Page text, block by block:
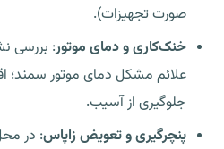
صورت تجهیزات).
خنک‌کاری و دمای موتور: بررسی
علائم مشکل دمای موتور سمند؛
جلوگیری از آسیب.
پنچرگیری و تعویض زاپاس: در محل